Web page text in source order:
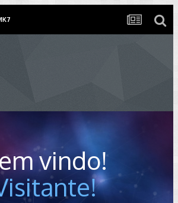
vindo!